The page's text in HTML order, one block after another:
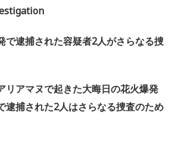
で逮捕された容疑者2人がさらなる捜
リアマヌで起きた大晦日の花火爆発
逮捕された2人はさらなる捜査のため